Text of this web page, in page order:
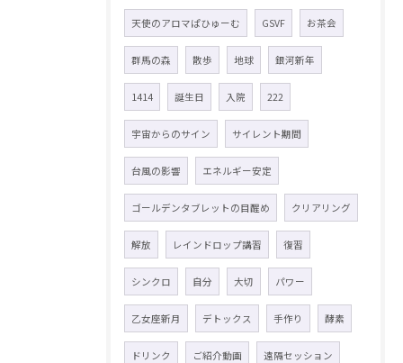
天使のアロマぱひゅーむ GSVF お茶会
群馬の森 散歩 地球 銀河新年
1414 誕生日 入院 222
宇宙からのサイン サイレント期間
台風の影響 エネルギー安定
ゴールデンタブレットの目醒め クリアリング
解放 レインドロップ講習 復習
シンクロ 自分 大切 パワー
乙女座新月 デトックス 手作り 酵素
ドリンク ご紹介動画 遠隔セッション